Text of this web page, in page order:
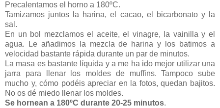
Precalentamos el horno a 180ºC.
Tamizamos juntos la harina, el cacao, el bicarbonato y la
sal.
En un bol mezclamos el aceite, el vinagre, la vainilla y el
agua. Le añadimos la mezcla de harina y los batimos a
velocidad bastante rápida durante un par de minutos.
La masa es bastante líquida y a me ha ido mejor utilizar una
jarra para llenar los moldes de muffins. Tampoco sube
mucho y, cómo podéis apreciar en la fotos, quedan bajitos.
No os dé miedo llenar los moldes.
Se hornean a 180ºC durante 20-25 minutos.